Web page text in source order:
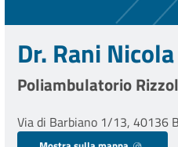
Dr. Rani Nicola
Poliambulatorio
Via di Barbiano 1/13, 40136